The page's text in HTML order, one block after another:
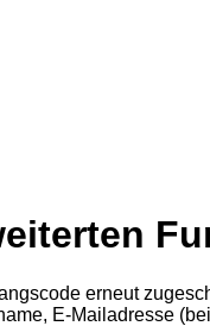
erneut
E-Mailadresse